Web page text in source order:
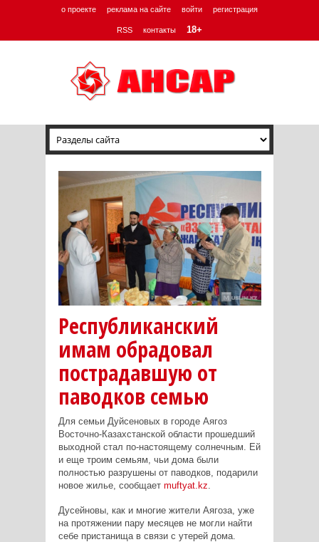
о проекте реклама на сайте войти регистрация
RSS контакты 18+
Республиканский
имам обрадовал
пострадавшую от
паводков семью
Для семьи Дуйсеновых в городе Аягоз
Восточно-Казахстанской области прошедший
выходной стал по-настоящему солнечным. Ей
и еще троим семьям, чьи дома были
полностью разрушены от паводков, подарили
новое жилье, сообщает muftyat.kz
Дусейновы, как и многие жители Аягоза, уже
на протяжении пару месяцев не могли найти
себе пристанища в связи с утерей дома.